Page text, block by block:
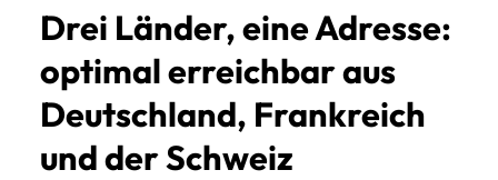
Drei Länder, eine Adresse:
optimal erreichbar aus
Deutschland, Frankreich
und der Schweiz